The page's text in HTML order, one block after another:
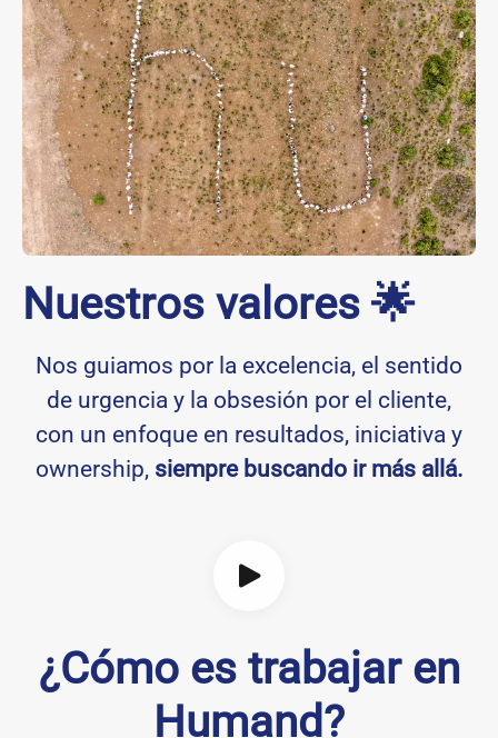
Nuestros valores 🌟
Nos guiamos por la excelencia, el sentido
de urgencia y la obsesión por el cliente,
con un enfoque en resultados, iniciativa y
ownership, siempre buscando ir más allá.
¿Cómo es trabajar en
Humand?